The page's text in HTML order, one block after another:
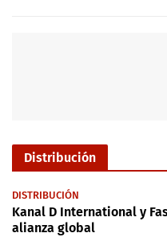
Distribución
DISTRIBUCIÓN
Kanal D International y
alianza global